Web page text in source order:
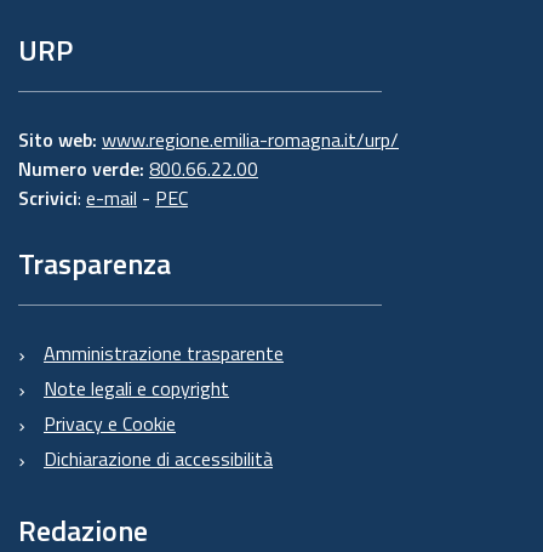
URP
Sito web: www.regione.emilia-romagna.it/urp/
Numero verde: 800.66.22.00
Scrivici: e-mail - PEC
Trasparenza
Amministrazione trasparente
Note legali e copyright
Privacy e Cookie
Dichiarazione di accessibilità
Redazione